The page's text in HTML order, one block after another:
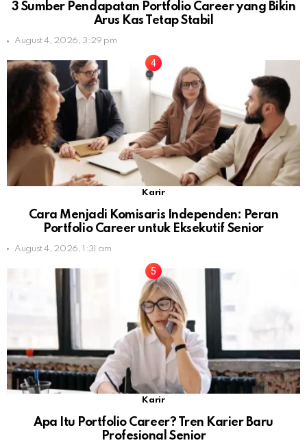
3 Sumber Pendapatan Portfolio Career yang Bikin
Arus Kas Tetap Stabil
August 4, 2026, 3:29 pm
Karir
Cara Menjadi Komisaris Independen: Peran
Portfolio Career untuk Eksekutif Senior
August 4, 2026, 1:31 am
Karir
Apa Itu Portfolio Career? Tren Karier Baru
Profesional Senior